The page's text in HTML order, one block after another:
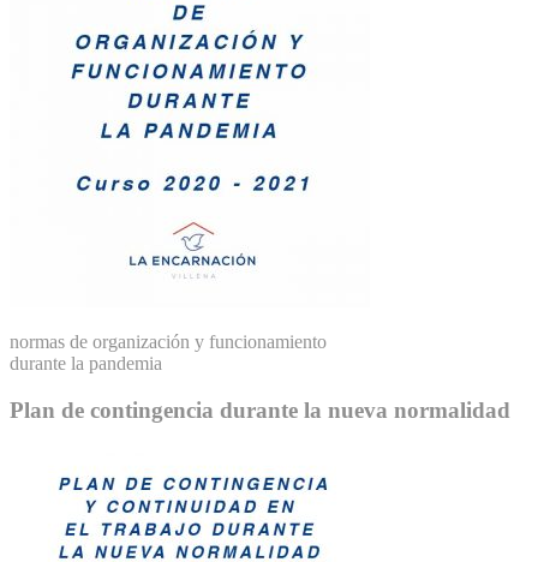
normas de organización y funcionamiento
durante la pandemia
Plan de contingencia durante la nueva normalidad